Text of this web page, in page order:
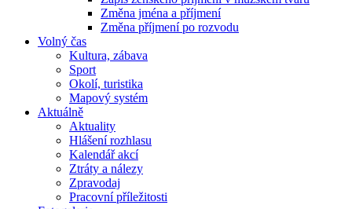
Změna jména a příjmení
Změna příjmení po rozvodu
Volný čas
Kultura, zábava
Sport
Okolí, turistika
Mapový systém
Aktuálně
Aktuality
Hlášení rozhlasu
Kalendář akcí
Ztráty a nálezy
Zpravodaj
Pracovní příležitosti